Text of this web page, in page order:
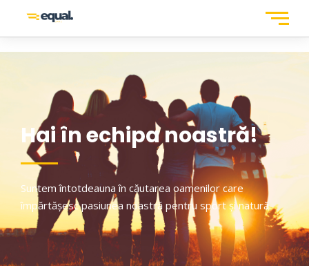
Hai în echipa noastră!
Suntem întotdeauna în căutarea oamenilor care
împărtășesc pasiunea noastră pentru sport și natură.